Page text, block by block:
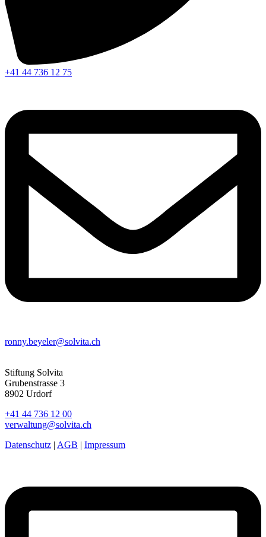
+41 44 736 12 75
ronny.beyeler@solvita.ch
Stiftung Solvita
Grubenstrasse 3
8902 Urdorf
+41 44 736 12 00
verwaltung@solvita.ch
Datenschutz | AGB | Impressum